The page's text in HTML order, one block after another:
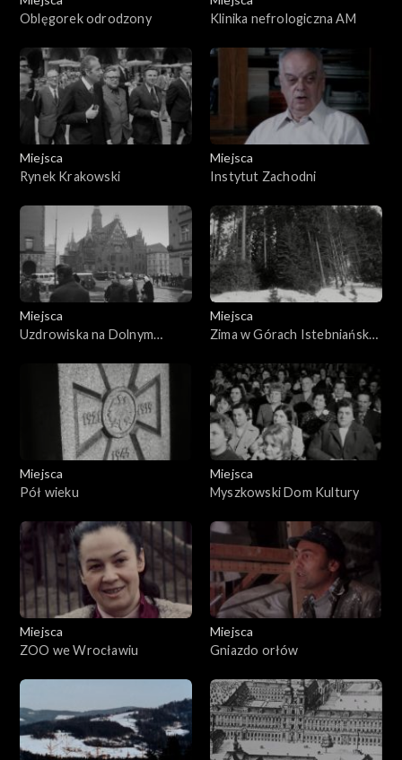
Oblęgorek odrodzony
Klinika nefrologiczna AM
Miejsca
Rynek Krakowski
Miejsca
Instytut Zachodni
Miejsca
Uzdrowiska na Dolnym
Miejsca
Zima w Górach Istebniańska
Miejsca
Pół wieku
Miejsca
Myszkowski Dom Kultury
Miejsca
ZOO we Wrocławiu
Miejsca
Gniazdo orłów